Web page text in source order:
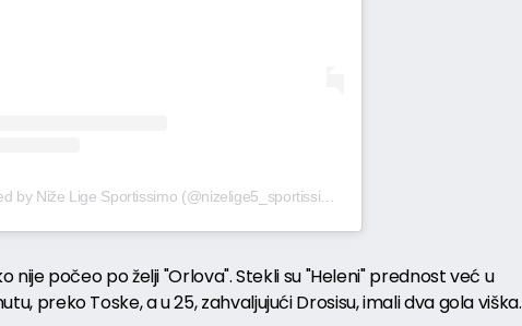
nije počeo po želji "Orlova". Stekli su "Heleni" prednost već u
preko Toske, a u 25, zahvaljujući Drosisu, imali dva gola viška.